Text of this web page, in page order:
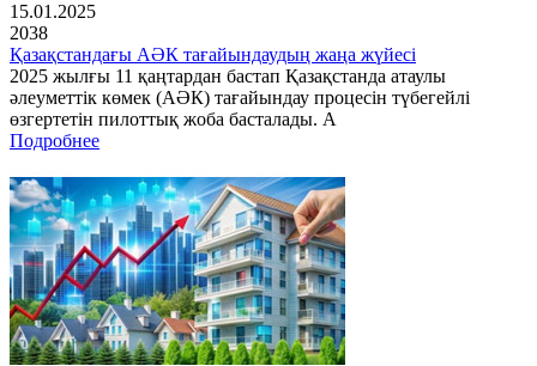
15.01.2025
2038
Қазақстандағы АӘК тағайындаудың жаңа жүйесі
2025 жылғы 11 қаңтардан бастап Қазақстанда атаулы
әлеуметтік көмек (АӘК) тағайындау процесін түбегейлі
өзгертетін пилоттық жоба басталады. А
Подробнее